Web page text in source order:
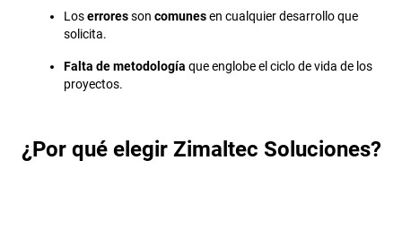
Loserroressoncomunesen cualquier desarrollo que
solicita.
Falta de metodología que englobe el ciclo de vida de los
proyectos.
¿Por qué elegir Zimaltec Soluciones?